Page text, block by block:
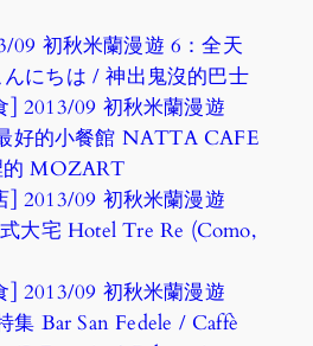
09 初秋米蘭漫遊 6：全天
にちは / 神出鬼沒的巴士
] 2013/09 初秋米蘭漫遊
好的小餐館 NATTA CAFE
的 MOZART
] 2013/09 初秋米蘭漫遊
大宅 Hotel Tre Re (Como,
] 2013/09 初秋米蘭漫遊
集 Bar San Fedele / Caffè